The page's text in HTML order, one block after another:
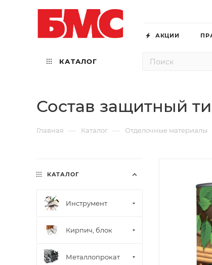
АКЦИИ
КАТАЛОГ
Состав защитный
Главная — Каталог — Отделочные материалы
КАТАЛОГ
Инструмент
Кирпич, блок
Металлопрокат